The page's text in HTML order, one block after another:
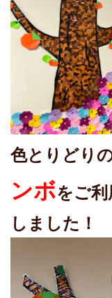
色とりどり
ンボをご
しました！